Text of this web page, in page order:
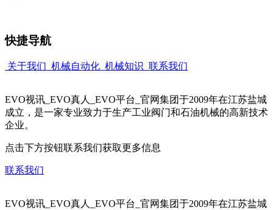
快捷导航
关于我们 机械自动化 机械知识 联系我们
EVO视讯_EVO真人_EVO平台_官网集团于2009年在江苏盐城
成立，是一家专业致力于生产工业阀门和石油机械的高新技术
企业。
点击下方按钮联系我们获取更多信息
联系我们
EVO视讯_EVO真人_EVO平台_官网集团于2009年在江苏盐城